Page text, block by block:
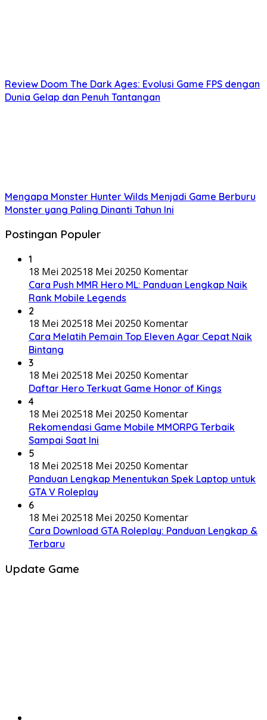
Review Doom The Dark Ages: Evolusi Game FPS dengan
Dunia Gelap dan Penuh Tantangan
Mengapa Monster Hunter Wilds Menjadi Game Berburu
Monster yang Paling Dinanti Tahun Ini
Postingan Populer
1
18 Mei 202518 Mei 20250 Komentar
Cara Push MMR Hero ML: Panduan Lengkap Naik
Rank Mobile Legends
2
18 Mei 202518 Mei 20250 Komentar
Cara Melatih Pemain Top Eleven Agar Cepat Naik
Bintang
3
18 Mei 202518 Mei 20250 Komentar
Daftar Hero Terkuat Game Honor of Kings
4
18 Mei 202518 Mei 20250 Komentar
Rekomendasi Game Mobile MMORPG Terbaik
Sampai Saat Ini
5
18 Mei 202518 Mei 20250 Komentar
Panduan Lengkap Menentukan Spek Laptop untuk
GTA V Roleplay
6
18 Mei 202518 Mei 20250 Komentar
Cara Download GTA Roleplay: Panduan Lengkap &
Terbaru
Update Game